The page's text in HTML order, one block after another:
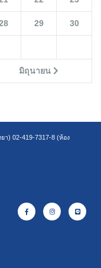
มิถุนายน
29 30
า) 02-419-7317-8 (ห้อง